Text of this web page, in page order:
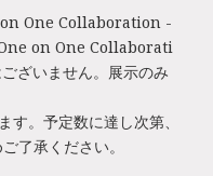
on One Collaboration -
on One Collaborati
ざいません。展示のみ
。予定数に達し次第、
了承ください。